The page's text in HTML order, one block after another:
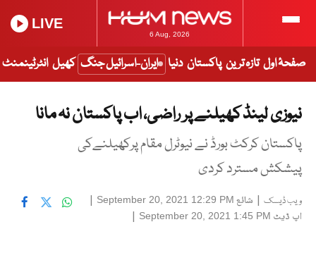
6 Aug, 2026
LIVE
صفحۂ اول تازہ ترین پاکستان دنیا ایران-اسرائیل جنگ کھیل انٹرٹینمنٹ
نیوزی لینڈ کھیلنے پر راضی، اب پاکستان نہ مانا
پاکستان کرکٹ بورڈ نے نیوٹرل مقام پرکھیلنےکی
پیشکش مسترد کردی
ویب ڈیسک | شائع September 20, 2021 12:29 PM
|
اپ ڈیٹ September 20, 2021 1:45 PM
|